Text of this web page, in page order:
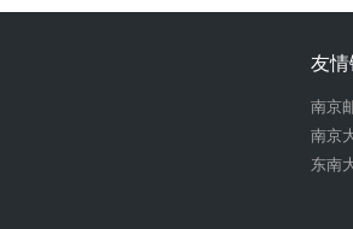
友
南京
南京
东南